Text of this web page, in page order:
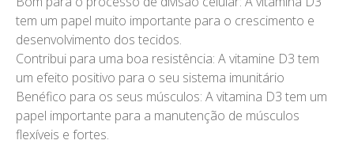
tem um papel muito importante para o crescimento e
desenvolvimento dos tecidos.
Contribui para uma boa resistência: A vitamine D3 tem
um efeito positivo para o seu sistema imunitário
Benéfico para os seus músculos: A vitamina D3 tem um
papel importante para a manutenção de músculos
flexíveis e fortes.